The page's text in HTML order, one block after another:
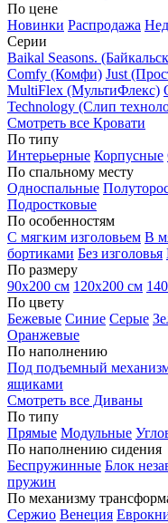
По цене
Новинки Распродажа
Серии
Baikal Seasons.
Comfy (Комфи) Just
MultiFlex (МультиФлекс)
Technology (Слип
Смотреть все Кровати
По типу
Интерьерные Корпусные
По спальному месту
Односпальные
Подростковые
По особенностям
С мягким изголовьем В
бортиками Без изголовья
По размеру
90х200 см 120х200 см
По цвету
Бежевые Синие Серые
Оранжевые
По наполнению
Под подъемный
ящиками
Смотреть все Диваны
По типу
Прямые Модульные
По наполнению сидения
Беспружинные Блок
пружин
По механизму
Сержио Венеция